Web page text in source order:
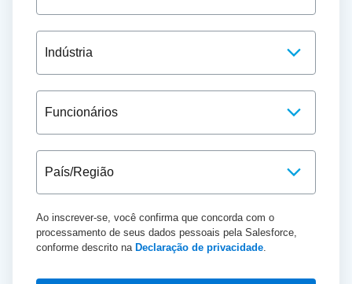
Ao inscrever-se, você confirma que concorda com o
processamento de seus dados pessoais pela Salesforce,
conforme descrito na Declaração de privacidade.